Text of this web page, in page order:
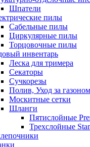
Шпатели
пилы
Сабельные пилы
Циркулярные пилы
Торцовочные пилы
инвентарь
Леска для тримера
Секаторы
Сучкорезы
Полив, Уход за газоном
Москитные сетки
Шланги
Пятислойные
Трехслойные